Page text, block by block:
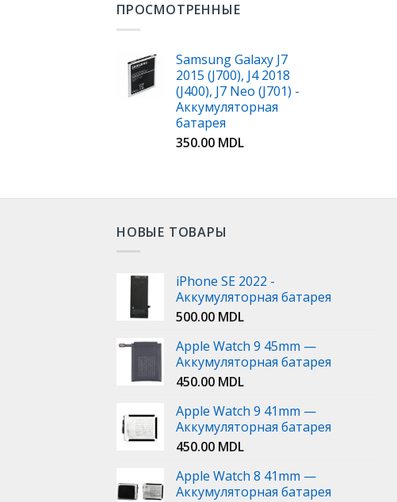
ПРОСМОТРЕННЫЕ
Samsung Galaxy J7
2015 (J700), J4 2018
(J400), J7 Neo (J701) -
Аккумуляторная
батарея
350.00 MDL
НОВЫЕ ТОВАРЫ
iPhone SE 2022 -
Аккумуляторная батарея
500.00 MDL
Apple Watch 9 45mm —
Аккумуляторная батарея
450.00 MDL
Apple Watch 9 41mm —
Аккумуляторная батарея
450.00 MDL
Apple Watch 8 41mm —
Аккумуляторная батарея